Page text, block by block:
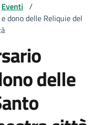
Eventi /
dono delle Reliquie del
delle